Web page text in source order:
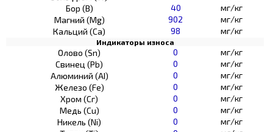
Бор (В)
40
мг/кг
Магний (Mg)
902
мг/кг
Кальций (Са)
98 мг/кг
Индикаторы износа
Олово (Sn) 0
мг/кг
Свинец (Pb)
0
мг/кг
Алюминий (AI)
0
мг/кг
Железо (Fe)
0
мг/кг
Хром (Сг)
0
мг/кг
Медь (Cu)
0
мг/кг
Никель (Ni)
0
мг/кг